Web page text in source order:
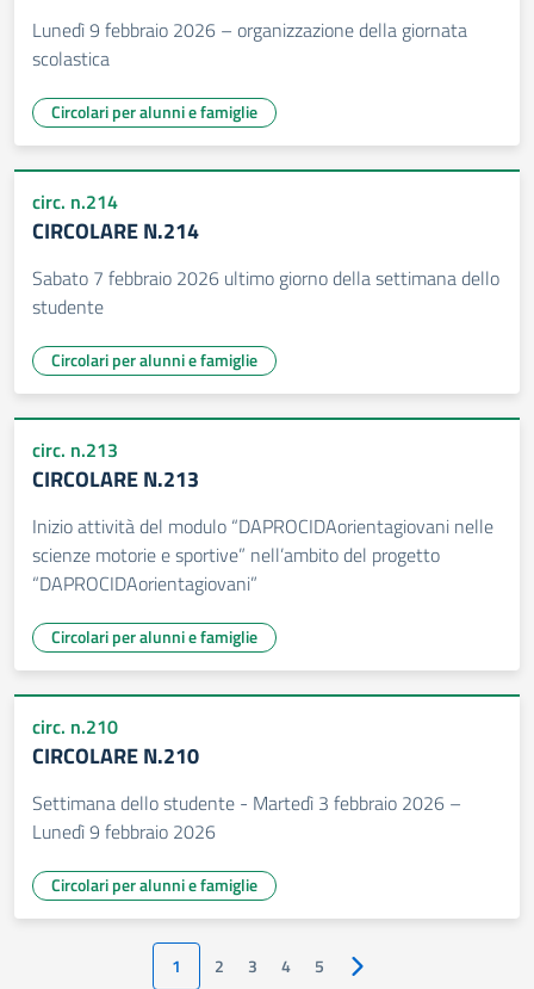
Lunedì 9 febbraio 2026 – organizzazione della giornata
scolastica
Circolari per alunni e famiglie
circ. n.214
CIRCOLARE N.214
Sabato 7 febbraio 2026 ultimo giorno della settimana dello
studente
Circolari per alunni e famiglie
circ. n.213
CIRCOLARE N.213
Inizio attività del modulo “DAPROCIDAorientagiovani nelle
scienze motorie e sportive” nell’ambito del progetto
“DAPROCIDAorientagiovani”
Circolari per alunni e famiglie
circ. n.210
CIRCOLARE N.210
Settimana dello studente - Martedì 3 febbraio 2026 –
Lunedì 9 febbraio 2026
Circolari per alunni e famiglie
1 2 3 4 5 Pagina successiva